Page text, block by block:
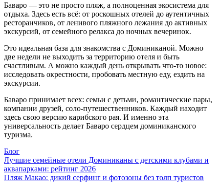
Баваро — это не просто пляж, а полноценная экосистема для
отдыха. Здесь есть всё: от роскошных отелей до аутентичных
ресторанчиков, от ленивого пляжного лежания до активных
экскурсий, от семейного релакса до ночных вечеринок.
Это идеальная база для знакомства с Доминиканой. Можно
две недели не выходить за территорию отеля и быть
счастливым. А можно каждый день открывать что-то новое:
исследовать окрестности, пробовать местную еду, ездить на
экскурсии.
Баваро принимает всех: семьи с детьми, романтические пары,
компании друзей, соло-путешественников. Каждый находит
здесь свою версию карибского рая. И именно эта
универсальность делает Баваро сердцем доминиканского
туризма.
Блог
Навигация
по
Лучшие семейные отели Доминиканы с детскими клубами и
аквапарками: рейтинг 2026
Пляж Макао: дикий серфинг и фотозоны без толп туристов